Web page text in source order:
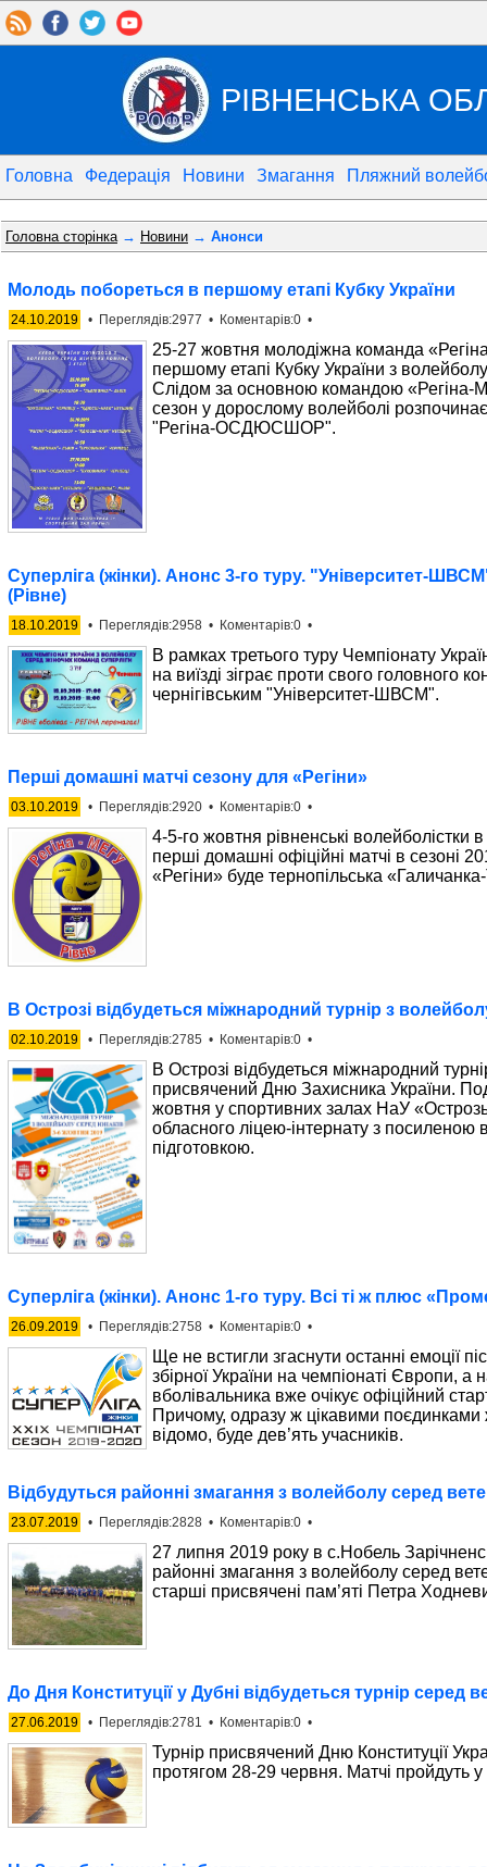
РІВНЕНСЬКА
Головна Федерація Новини Змагання Пляжний
Головна сторінка→ Новини → Анонси
Молодь побореться в першому етапі Кубку України
24.10.2019 • Переглядів:2977 • Коментарів:0 •
25-27 жовтня молодіжна команда
першому етапі Кубку України з
Слідом за основною командою «Регіна-
сезон у дорослому волейболі
"Регіна-ОСДЮСШОР".
Суперліга (жінки). Анонс 3-го туру. "Університет-
(Рівне)
18.10.2019 • Переглядів:2958 • Коментарів:0 •
В рамках третього туру Чемпіонату
на виїзді зіграє проти свого головного
чернігівським "Університет-ШВСМ".
Перші домашні матчі сезону для «Регіни»
03.10.2019 • Переглядів:2920 • Коментарів:0 •
4-5-го жовтня рівненські волейболістки
перші домашні офіційні матчі в сезоні
«Регіни» буде тернопільська
В Острозі відбудеться міжнародний турнір з
02.10.2019 • Переглядів:2785 • Коментарів:0 •
В Острозі відбудеться міжнародний
присвячений Дню Захисника України.
жовтня у спортивних залах НаУ
обласного ліцею-інтернату з посиленою
підготовкою.
Суперліга (жінки). Анонс 1-го туру. Всі ті ж плюс
26.09.2019 • Переглядів:2758 • Коментарів:0 •
Ще не встигли згаснути останні емоції
збірної України на чемпіонаті Європи, а
вболівальника вже очікує офіційний
Причому, одразу ж цікавими поєдинками
відомо, буде дев’ять учасників.
Відбудуться районні змагання з волейболу серед
23.07.2019 • Переглядів:2828 • Коментарів:0 •
27 липня 2019 року в с.Нобель
районні змагання з волейболу серед
старші присвячені пам’яті Петра
До Дня Конституції у Дубні відбудеться турнір серед
27.06.2019 • Переглядів:2781 • Коментарів:0 •
Турнір присвячений Дню Конституції
протягом 28-29 червня. Матчі